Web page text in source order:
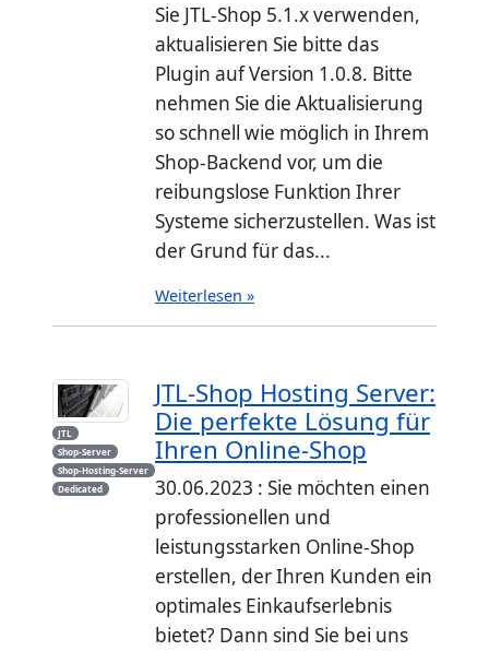
Sie JTL-Shop 5.1.x verwenden,
aktualisieren Sie bitte das
Plugin auf Version 1.0.8. Bitte
nehmen Sie die Aktualisierung
so schnell wie möglich in Ihrem
Shop-Backend vor, um die
reibungslose Funktion Ihrer
Systeme sicherzustellen. Was ist
der Grund für das...
Weiterlesen »
JTL
Shop-Server
Shop-Hosting-Server
Dedicated
JTL-Shop Hosting Server:
Die perfekte Lösung für
Ihren Online-Shop
30.06.2023 : Sie möchten einen
professionellen und
leistungsstarken Online-Shop
erstellen, der Ihren Kunden ein
optimales Einkaufserlebnis
bietet? Dann sind Sie bei uns